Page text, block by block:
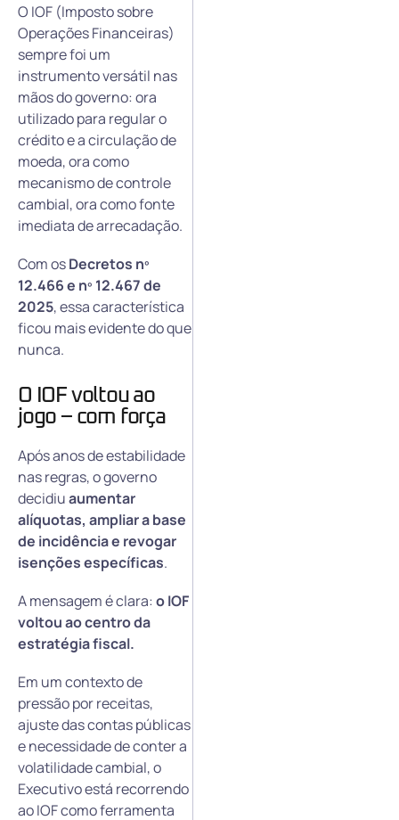
O IOF (Imposto sobre
Operações Financeiras)
sempre foi um
instrumento versátil nas
mãos do governo: ora
utilizado para regular o
crédito e a circulação de
moeda, ora como
mecanismo de controle
cambial, ora como fonte
imediata de arrecadação.
Com osDecretos nº
12.466 e nº 12.467 de
2025, essa característica
ficou mais evidente do que
nunca.
O IOF voltou ao
jogo – com força
Após anos de estabilidade
nas regras, o governo
decidiuaumentar
alíquotas, ampliar a base
de incidência e revogar
isenções específicas.
A mensagem é clara: o IOF
voltou ao centro da
estratégia fiscal.
Em um contexto de
pressão por receitas,
ajuste das contas públicas
e necessidade de conter a
volatilidade cambial, o
Executivo está recorrendo
ao IOF como ferramenta